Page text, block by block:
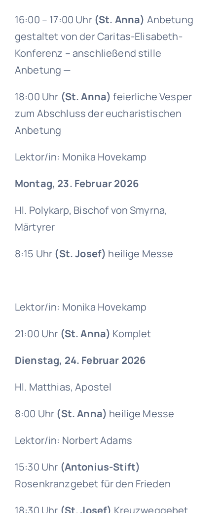
16:00 – 17:00 Uhr (St. Anna) Anbetung
gestaltet von der Caritas-Elisabeth-
Konferenz – anschließend stille
Anbetung —
18:00 Uhr (St. Anna) feierliche Vesper
zum Abschluss der eucharistischen
Anbetung
Lektor/in: Monika Hovekamp
Montag, 23. Februar 2026
Hl. Polykarp, Bischof von Smyrna,
Märtyrer
8:15 Uhr (St. Josef) heilige Messe
Lektor/in: Monika Hovekamp
21:00 Uhr (St. Anna) Komplet
Dienstag, 24. Februar 2026
Hl. Matthias, Apostel
8:00 Uhr (St. Anna) heilige Messe
Lektor/in: Norbert Adams
15:30 Uhr (Antonius-Stift)
Rosenkranzgebet für den Frieden
18:30 Uhr (St. Josef) Kreuzweggebet